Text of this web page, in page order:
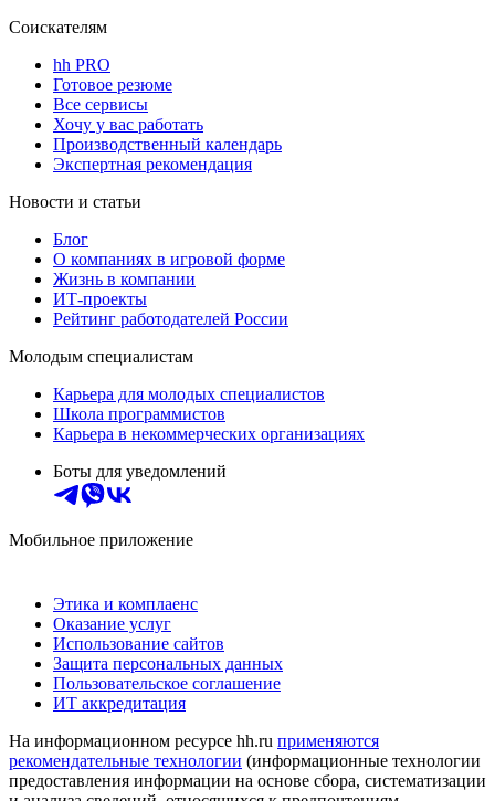
Соискателям
hh PRO
Готовое резюме
Все сервисы
Хочу у вас работать
Производственный календарь
Экспертная рекомендация
Новости и статьи
Блог
О компаниях в игровой форме
Жизнь в компании
ИТ-проекты
Рейтинг работодателей России
Молодым специалистам
Карьера для молодых специалистов
Школа программистов
Карьера в некоммерческих организациях
Боты для уведомлений
Мобильное приложение
Этика и комплаенс
Оказание услуг
Использование сайтов
Защита персональных данных
Пользовательское соглашение
ИТ аккредитация
На информационном ресурсе hh.ru применяются
рекомендательные технологии (информационные технологии
предоставления информации на основе сбора, систематизации